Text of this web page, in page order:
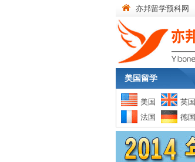
亦邦留学预科网
美国留学
美国 英国
法国
德国